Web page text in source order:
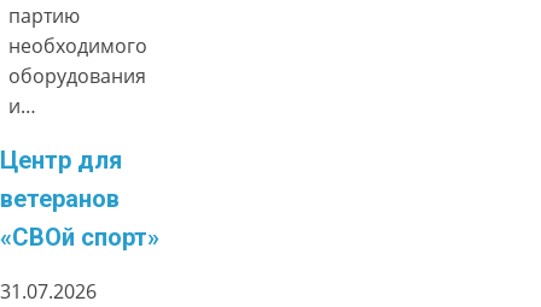
партию
необходимого
оборудования
и…
Центр для
ветеранов
«СВОй спорт»
31.07.2026